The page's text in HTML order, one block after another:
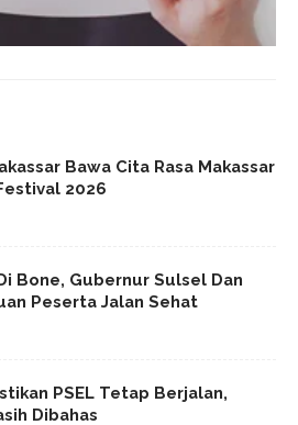
Bawa Cita Rasa Makassar
2026
Bone, Gubernur Sulsel Dan
Peserta Jalan Sehat
PSEL Tetap Berjalan,
Dibahas